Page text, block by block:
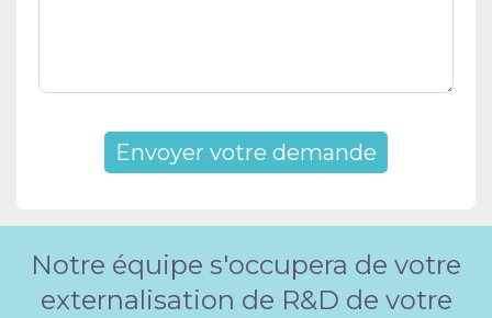
Notre équipe s'occupera de votre
externalisation de R&D de votre